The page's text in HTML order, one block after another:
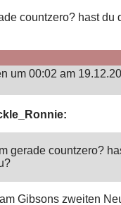
countzero? hast du
um 00:02 am
gerade countzero?
Gibsons zweiten